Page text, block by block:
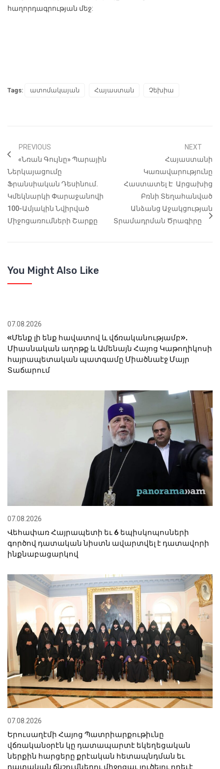
հաղորդագրության մեջ:
Tags: ատոմակայան Հայաստան Չեխիա
PREVIOUS
«Նռան Գույնը» Պարային
Ներկայացումը
Ֆրանսիական Դեսինում.
Կմեկնարկի Փարաջանովի
100-Ամյակին Նվիրված
Միջոցառումների Շարքը
NEXT
Հայաստանի
Կառավարությունը
Հաստատել Է Արցախից
Բռնի Տեղահանված
Անձանց Աջակցության
Տրամադրման Ծրագիրը
You Might Also Like
07.08.2026
«Մենք լի ենք հավատով և վճռականությամբ».
Միասնական աղոթք և Ամենայն Հայոց Կաթողիկոսի
հայրապետական պատգամը Միածնաէջ Մայր
Տաճարում
07.08.2026
Վեհափառ Հայրապետի եւ 6 եպիսկոպոսների
գործով դատական նիստն ավարտվել է դատավորի
ինքնաբացարկով
07.08.2026
Երուսաղէմի Հայոց Պատրիարքութիւնը
վճռականօրէն կը դատապարտէ եկեղեցական
ներքին հարցերը քրէական հետապնդման եւ
դատական ճնշումներու միջոցաւ լուծելու որեւէ